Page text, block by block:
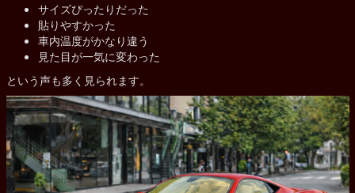
サイズぴったりだった
貼りやすかった
車内温度がかなり違う
見た目が一気に変わった
という声も多く見られます。